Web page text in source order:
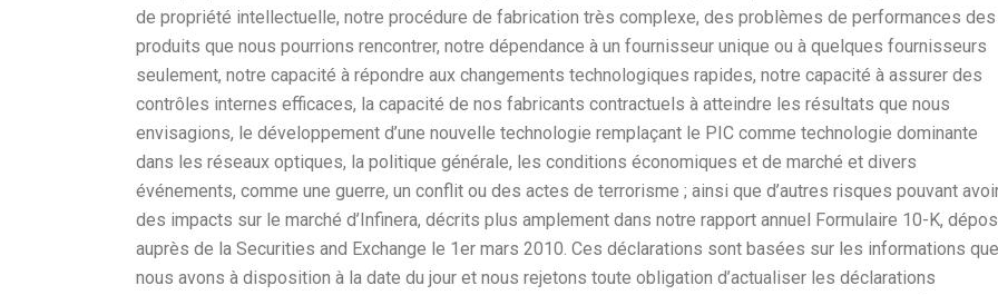
de propriété intellectuelle, notre procédure de fabrication très complexe, des problèmes de performances des
produits que nous pourrions rencontrer, notre dépendance à un fournisseur unique ou à quelques fournisseurs
seulement, notre capacité à répondre aux changements technologiques rapides, notre capacité à assurer des
contrôles internes efficaces, la capacité de nos fabricants contractuels à atteindre les résultats que nous
envisagions, le développement d’une nouvelle technologie remplaçant le PIC comme technologie dominante
dans les réseaux optiques, la politique générale, les conditions économiques et de marché et divers
événements, comme une guerre, un conflit ou des actes de terrorisme ; ainsi que d’autres risques pouvant
des impacts sur le marché d’Infinera, décrits plus amplement dans notre rapport annuel Formulaire 10-K,
auprès de la Securities and Exchange le 1er mars 2010. Ces déclarations sont basées sur les informations que
nous avons à disposition à la date du jour et nous rejetons toute obligation d’actualiser les déclarations